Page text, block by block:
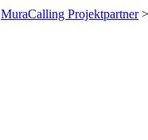
MuraCalling Projektpartner